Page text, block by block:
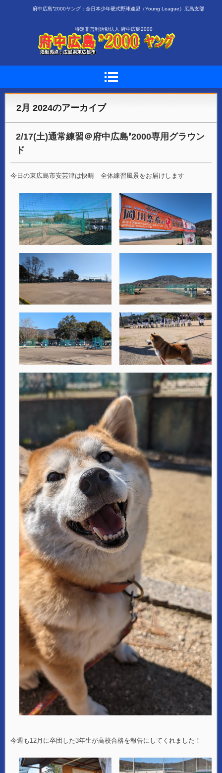
府中広島❜2000ヤング：全日本少年硬式野球連盟（Young League）広島支部
特定非営利活動法人 府中広島2000
2月 2024のアーカイブ
2/17(土)通常練習＠府中広島❜2000専用グラウン
ド
今日の東広島市安芸津は快晴 全体練習風景をお届けします
今週も12月に卒団した3年生が高校合格を報告にしてくれました！